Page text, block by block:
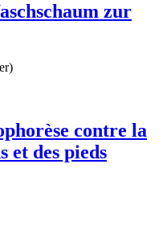
zur
contre la
et des pieds